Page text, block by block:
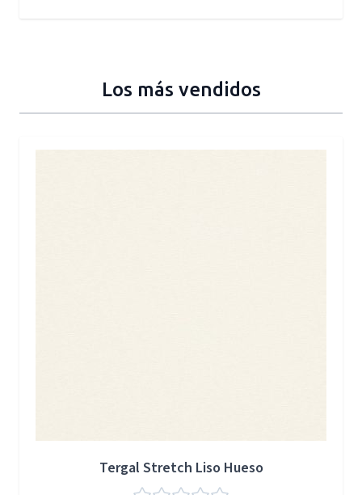
Los más vendidos
Tergal Stretch Liso Hueso